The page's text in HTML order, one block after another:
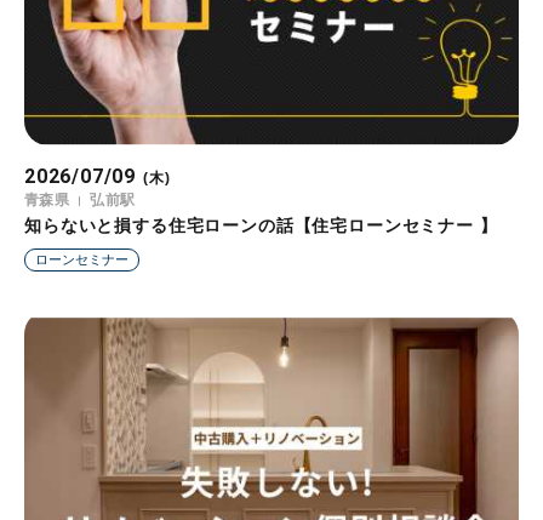
2026/07/09 (木)
青森県
弘前駅
知らないと損する住宅ローンの話【住宅ローンセミナー 】
ローンセミナー